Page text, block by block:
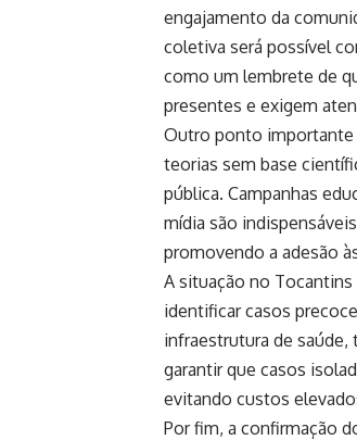
engajamento da
coletiva será possível
como um lembrete de
presentes e exigem
Outro ponto importante
teorias sem base
pública. Campanhas
mídia são
promovendo a adesão
A situação no
identificar casos
infraestrutura de saúde,
garantir que casos
evitando custos
Por fim, a confirmação